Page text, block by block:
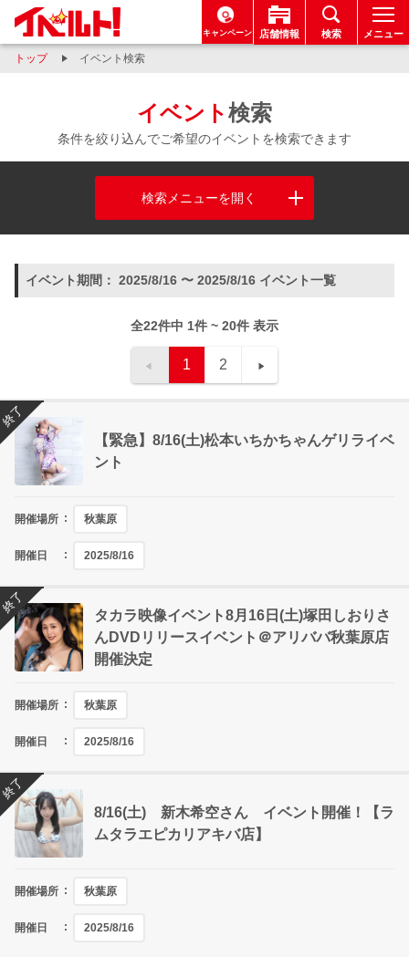
キャンペーン 店舗情報 検索 メニュー
トップ イベント検索
イベント検索
条件を絞り込んでご希望のイベントを検索できます
検索メニューを開く
イベント期間： 2025/8/16 〜 2025/8/16 イベント一覧
全22件中 1件 ~ 20件 表示
1 2
【緊急】8/16(土)松本いちかちゃんゲリライベ
ント
開催場所 秋葉原
開催日 2025/8/16
終了
タカラ映像イベント8月16日(土)塚田しおりさ
んDVDリリースイベント＠アリババ秋葉原店
開催決定
開催場所 秋葉原
開催日 2025/8/16
終了
8/16(土) 新木希空さん イベント開催！【ラ
ムタラエピカリアキバ店】
開催場所 秋葉原
開催日 2025/8/16
終了